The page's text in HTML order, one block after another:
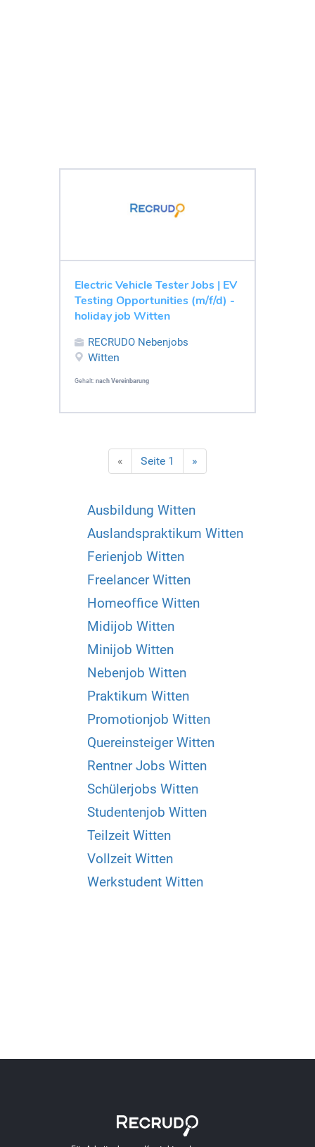
Electric Vehicle Tester Jobs | EV
Testing Opportunities (m/f/d) -
holiday job Witten
RECRUDO Nebenjobs
Witten
Gehalt: nach Vereinbarung
« Seite 1 »
Ausbildung Witten
Auslandspraktikum Witten
Ferienjob Witten
Freelancer Witten
Homeoffice Witten
Midijob Witten
Minijob Witten
Nebenjob Witten
Praktikum Witten
Promotionjob Witten
Quereinsteiger Witten
Rentner Jobs Witten
Schülerjobs Witten
Studentenjob Witten
Teilzeit Witten
Vollzeit Witten
Werkstudent Witten